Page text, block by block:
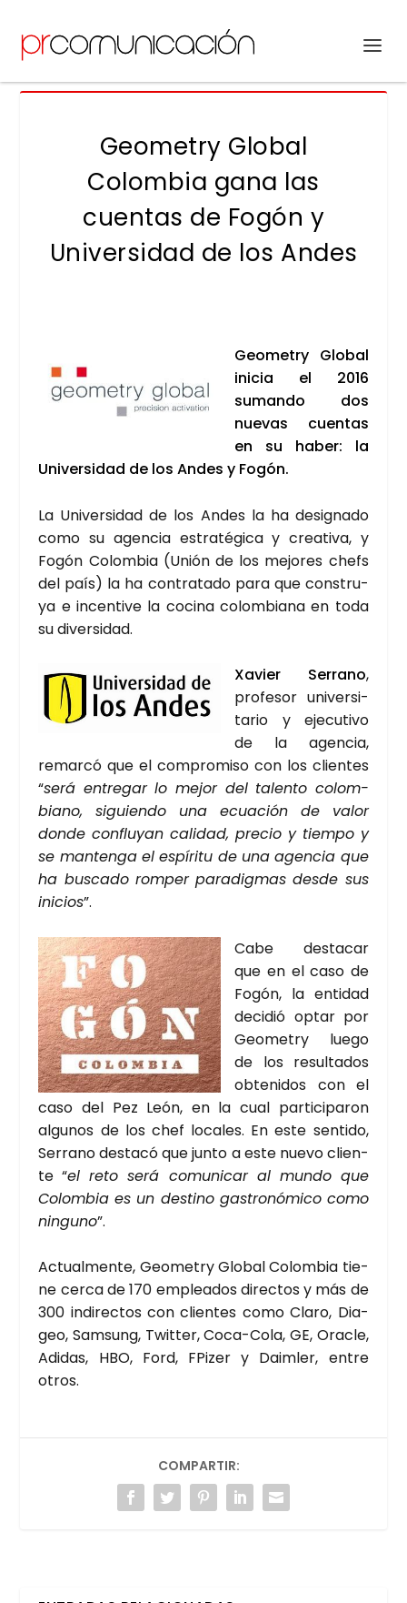
Geometry Global
Colombia gana las
cuentas de Fogón y
Universidad de los Andes
Geo­metry Glo­bal
ini­cia el 2016
suman­do dos
nue­vas cuen­tas
en su haber: la
Uni­ver­si­dad de los Andes y Fogón.
La Uni­ver­si­dad de los Andes la ha desig­na­do
como su agen­cia estra­té­gi­ca y crea­ti­va, y
Fogón Colom­bia (Unión de los mejo­res chefs
del país) la ha con­tra­ta­do para que cons­tru­
ya e incen­ti­ve la coci­na colom­bia­na en toda
su diver­si­dad.
Xavier Serrano,
pro­fe­sor uni­ver­si­
ta­rio y eje­cu­ti­vo
de la agen­cia,
remar­có que el com­pro­mi­so con los clien­tes
“será entre­gar lo mejor del talen­to colom­
biano, siguien­do una ecua­ción de valor
don­de con­flu­yan cali­dad, pre­cio y tiem­po y
se man­ten­ga el espí­ri­tu de una agen­cia que
ha bus­ca­do rom­per para­dig­mas des­de sus
ini­cios”.
Cabe des­ta­car
que en el caso de
Fogón, la enti­dad
deci­dió optar por
Geo­metry lue­go
de los resul­ta­dos
obte­ni­dos con el
caso del Pez León, en la cual par­ti­ci­pa­ron
algu­nos de los chef loca­les. En este sen­ti­do,
Serrano des­ta­có que jun­to a este nue­vo clien­
te “el reto será comu­ni­car al mun­do que
Colom­bia es un des­tino gas­tro­nó­mi­co como
nin­guno”.
Actual­men­te, Geo­metry Glo­bal Colom­bia tie­
ne cer­ca de 170 emplea­dos direc­tos y más de
300 indi­rec­tos con clien­tes como Cla­ro, Dia­
geo, Sam­sung, Twit­ter, Coca-Cola, GE, Ora­cle,
Adi­das, HBO, Ford, FPi­zer y Daim­ler, entre
otros.
COMPARTIR: